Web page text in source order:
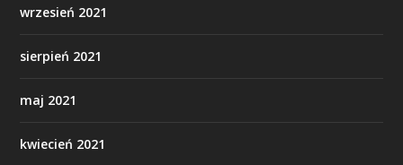
wrzesień 2021
sierpień 2021
maj 2021
kwiecień 2021